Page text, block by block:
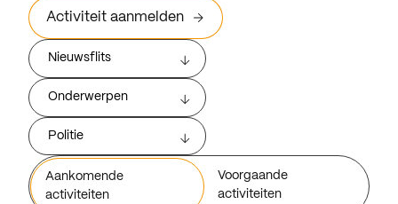
Activiteit aanmelden
Nieuwsflits
Onderwerpen
Politie
Aankomende
activiteiten
Voorgaande
activiteiten